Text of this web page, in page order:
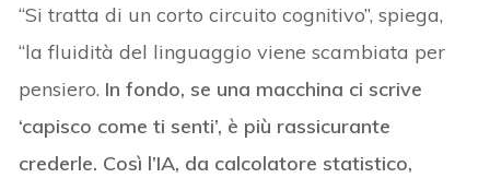
“Si tratta di un corto circuito cognitivo”, spiega,
“la fluidità del linguaggio viene scambiata per
pensiero. In fondo, se una macchina ci scrive
‘capisco come ti senti’, è più rassicurante
crederle. Così l’IA, da calcolatore statistico,